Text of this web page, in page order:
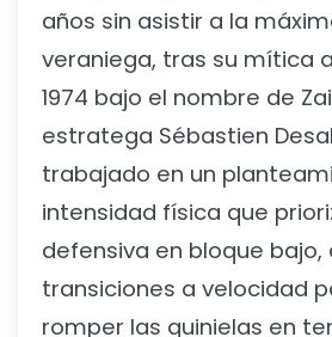
años sin asistir a la
veraniega, tras su mítica
1974 bajo el nombre de
estratega Sébastien
trabajado en un
intensidad física que
defensiva en bloque
transiciones a velocidad
romper las quinielas en